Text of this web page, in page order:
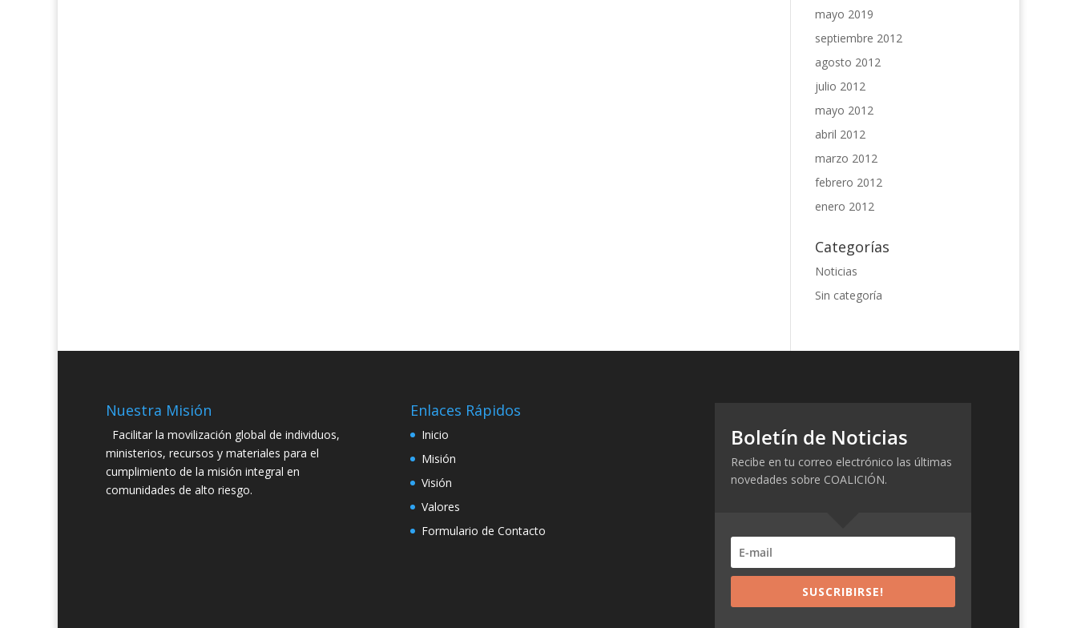
mayo 2019
septiembre 2012
agosto 2012
julio 2012
mayo 2012
abril 2012
marzo 2012
febrero 2012
enero 2012
Categorías
Noticias
Sin categoría
Nuestra Misión
Facilitar la movilización global de individuos,
ministerios, recursos y materiales para el
cumplimiento de la misión integral en
comunidades de alto riesgo.
Enlaces Rápidos
Inicio
Misión
Visión
Valores
Formulario de Contacto
Boletín de Noticias
Recibe en tu correo electrónico las últimas
novedades sobre COALICIÓN.
SUSCRIBIRSE!